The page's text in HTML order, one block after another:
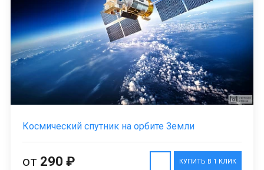
Космический спутник на орбите Земли
КУПИТЬ В 1 КЛИК
от 290 ₽